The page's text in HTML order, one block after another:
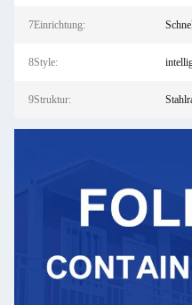
7Einrichtung:
8Style:
9Struktur: